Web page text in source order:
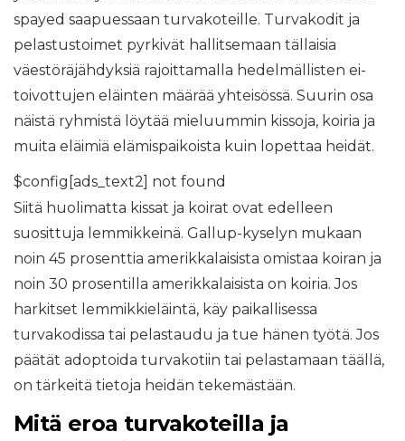
spayed saapuessaan turvakoteille. Turvakodit ja
pelastustoimet pyrkivät hallitsemaan tällaisia ​​
väestöräjähdyksiä rajoittamalla hedelmällisten ei-
toivottujen eläinten määrää yhteisössä. Suurin osa
näistä ryhmistä löytää mieluummin kissoja, koiria ja
muita eläimiä elämispaikoista kuin lopettaa heidät.
$config[ads_text2] not found
Siitä huolimatta kissat ja koirat ovat edelleen
suosittuja lemmikkeinä. Gallup-kyselyn mukaan
noin 45 prosenttia amerikkalaisista omistaa koiran ja
noin 30 prosentilla amerikkalaisista on koiria. Jos
harkitset lemmikkieläintä, käy paikallisessa
turvakodissa tai pelastaudu ja tue hänen työtä. Jos
päätät adoptoida turvakotiin tai pelastamaan täällä,
on tärkeitä tietoja heidän tekemästään.
Mitä eroa turvakoteilla ja